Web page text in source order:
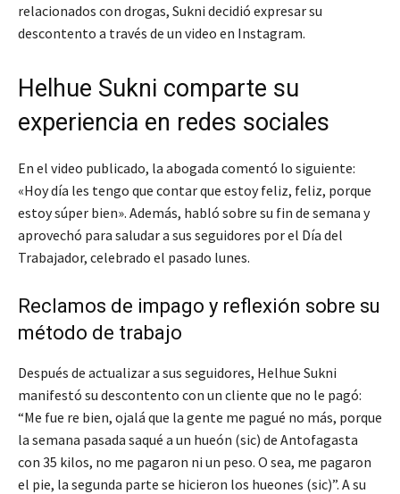
relacionados con drogas, Sukni decidió expresar su
descontento a través de un video en Instagram.
Helhue Sukni comparte su
experiencia en redes sociales
En el video publicado, la abogada comentó lo siguiente:
«Hoy día les tengo que contar que estoy feliz, feliz, porque
estoy súper bien». Además, habló sobre su fin de semana y
aprovechó para saludar a sus seguidores por el Día del
Trabajador, celebrado el pasado lunes.
Reclamos de impago y reflexión sobre su
método de trabajo
Después de actualizar a sus seguidores, Helhue Sukni
manifestó su descontento con un cliente que no le pagó:
“Me fue re bien, ojalá que la gente me pagué no más, porque
la semana pasada saqué a un hueón (sic) de Antofagasta
con 35 kilos, no me pagaron ni un peso. O sea, me pagaron
el pie, la segunda parte se hicieron los hueones (sic)”. A su